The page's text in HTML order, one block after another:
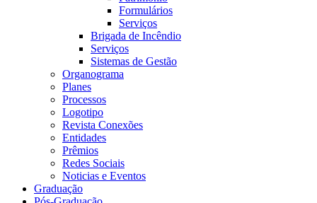
Formulários
Serviços
Brigada de Incêndio
Serviços
Sistemas de Gestão
Organograma
Planes
Processos
Logotipo
Revista Conexões
Entidades
Prêmios
Redes Sociais
Noticias e Eventos
Graduação